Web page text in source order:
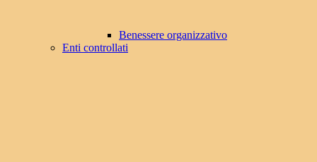
Benessere organizzativo
Enti controllati